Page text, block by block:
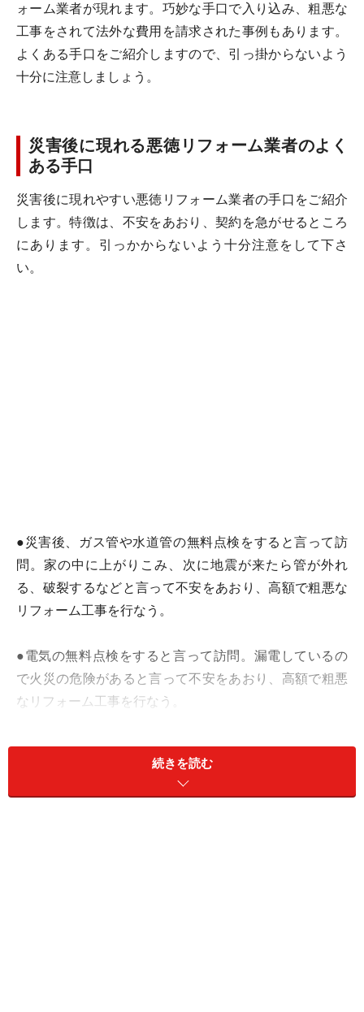
ォーム業者が現れます。巧妙な手口で入り込み、粗悪な
工事をされて法外な費用を請求された事例もあります。
よくある手口をご紹介しますので、引っ掛からないよう
十分に注意しましょう。
災害後に現れる悪徳リフォーム業者のよく
ある手口
災害後に現れやすい悪徳リフォーム業者の手口をご紹介
します。特徴は、不安をあおり、契約を急がせるところ
にあります。引っかからないよう十分注意をして下さ
い。
●災害後、ガス管や水道管の無料点検をすると言って訪
問。家の中に上がりこみ、次に地震が来たら管が外れ
る、破裂するなどと言って不安をあおり、高額で粗悪な
リフォーム工事を行なう。
●電気の無料点検をすると言って訪問。漏電しているの
で火災の危険があると言って不安をあおり、高額で粗悪
なリフォーム工事を行なう。
●災害後、不安な状態で居る時に、耐震の無料診断をす
ると言って訪問。基礎が沈んでいる、ヒビが入ってい
る、柱や土台が腐食している、金物が不足している、壁
続きを読む